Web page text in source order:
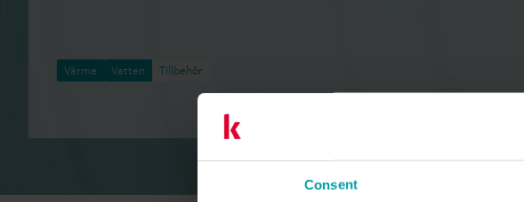
Consent
Värme Vatten Tillbehör